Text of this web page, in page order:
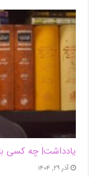
یادداشت| ‌چه کسی
آذر ۲۹, ۱۴۰۴